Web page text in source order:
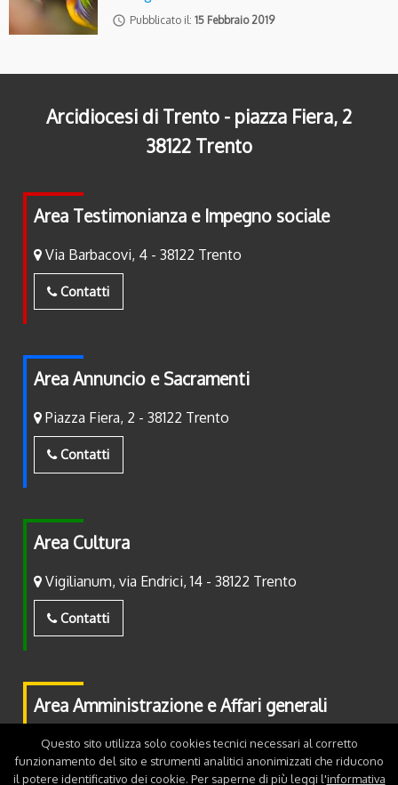
access_time Pubblicato il: 15 Febbraio 2019
Arcidiocesi di Trento - piazza Fiera, 2
38122 Trento
Area Testimonianza e Impegno sociale
Via Barbacovi, 4 - 38122 Trento
Contatti
Area Annuncio e Sacramenti
Piazza Fiera, 2 - 38122 Trento
Contatti
Area Cultura
Vigilianum, via Endrici, 14 - 38122 Trento
Contatti
Area Amministrazione e Affari generali
Piazza Fiera, 2 - 38122 Trento
Contatti
Questo sito utilizza solo cookies tecnici necessari al corretto
funzionamento del sito e strumenti analitici anonimizzati che riducono
il potere identificativo dei cookie. Per saperne di più leggi l'informativa